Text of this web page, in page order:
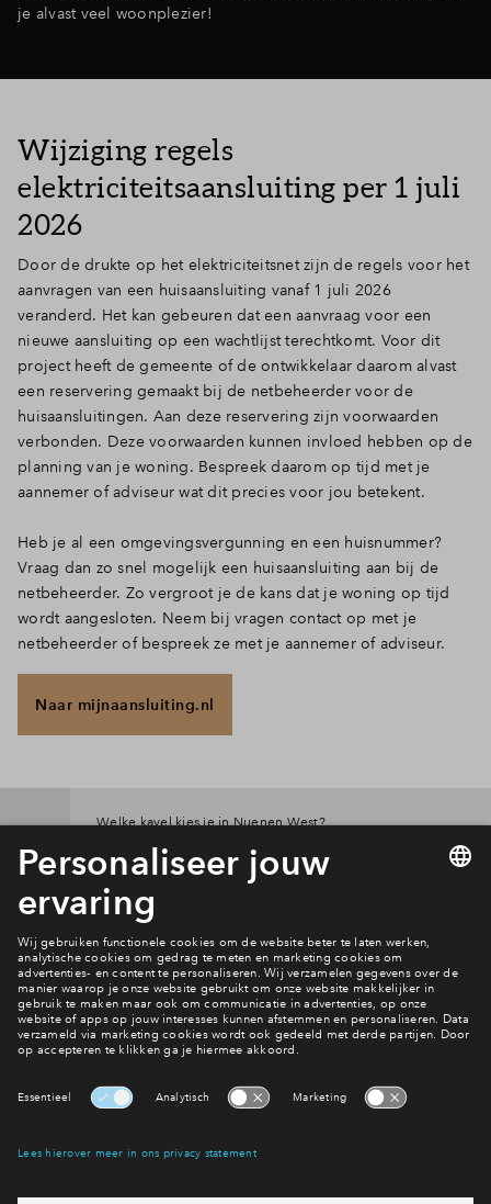
je alvast veel woonplezier!
Wijziging regels
elektriciteitsaansluiting per 1 juli
2026
Door de drukte op het elektriciteitsnet zijn de regels voor het
aanvragen van een huisaansluiting vanaf 1 juli 2026
veranderd. Het kan gebeuren dat een aanvraag voor een
nieuwe aansluiting op een wachtlijst terechtkomt. Voor dit
project heeft de gemeente of de ontwikkelaar daarom alvast
een reservering gemaakt bij de netbeheerder voor de
huisaansluitingen. Aan deze reservering zijn voorwaarden
verbonden. Deze voorwaarden kunnen invloed hebben op de
planning van je woning. Bespreek daarom op tijd met je
aannemer of adviseur wat dit precies voor jou betekent.
Heb je al een omgevingsvergunning en een huisnummer?
Vraag dan zo snel mogelijk een huisaansluiting aan bij de
netbeheerder. Zo vergroot je de kans dat je woning op tijd
wordt aangesloten. Neem bij vragen contact op met je
netbeheerder of bespreek ze met je aannemer of adviseur.
Naar mijnaansluiting.nl
Welke kavel kies je in Nuenen West?
Bekijk het aanbod
Interesse? Meld je dan snel aan
Hiermee blijf je op de hoogte van het belangrijkste nieuws en
eventuele projecten
Ja, ik wil mij aanmelden
71 22 749
6 dagen per week beschikbaar (behalve tijdens